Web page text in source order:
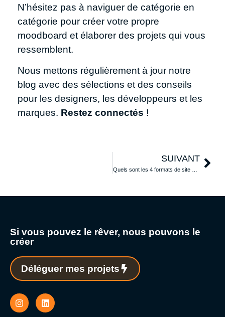
N’hésitez pas à naviguer de catégorie en
catégorie pour créer votre propre
moodboard et élaborer des projets qui vous
ressemblent.
Nous mettons régulièrement à jour notre
blog avec des sélections et des conseils
pour les designers, les développeurs et les
marques. Restez connectés !
SUIVANT
Si vous pouvez le rêver, nous pouvons le
créer
Déléguer mes projets